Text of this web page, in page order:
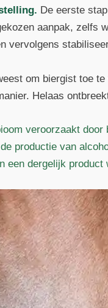
De eerste
aanpak, zelfs
vervolgens
om biergist toe
Helaas
veroorzaakt
productie van
een dergelijk